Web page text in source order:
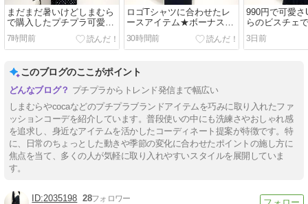
まだまだ暑いけどしまむら
で購入したプチプラ可愛い
秋アイテム
7時間前
ロゴTシャツに合わせたレ
ースアイテム★ボーナスを
もらって買ったもの
30時間前
990円で可愛さ
らのビスチェ
コーデ
3日前
このブログのここがポイント
プチプラからトレンド発信まで幅広い
しまむらやcocaなどのプチプラブランドアイテムを巧みに取り入れたファ
ッションコーデを紹介しています。普段使いの中にも洗練さやおしゃれ感
を追求し、身近なアイテムを活かしたコーディネート提案が特徴です。特
に、日常のちょっとした動きや季節の変化に合わせたポイントの施し方に
焦点を当て、多くの人が気軽に取り入れやすいスタイルを展開していま
す。
2035198 28